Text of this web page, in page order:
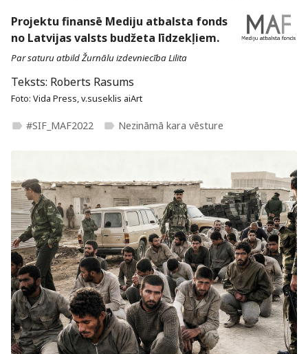
Projektu finansē Mediju atbalsta fonds
no Latvijas valsts budžeta līdzekļiem.
Par saturu atbild Žurnālu izdevniecība Lilita
Teksts: Roberts Rasums
Foto: Vida Press, v.suseklis aiArt
label #SIF_MAF2022 label Nezināmā kara vēsture